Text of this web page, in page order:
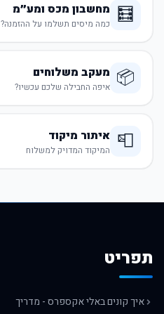
🧮 מחשבון מכס ומע״מ
כמה מיסים תשלמו על ההזמנה?
📦 מעקב משלוחים
איפה החבילה שלכם עכשיו?
📮 איתור מיקוד
המיקוד המדויק למשלוח
תפריט
איך קונים באלי אקספרס - מדריך